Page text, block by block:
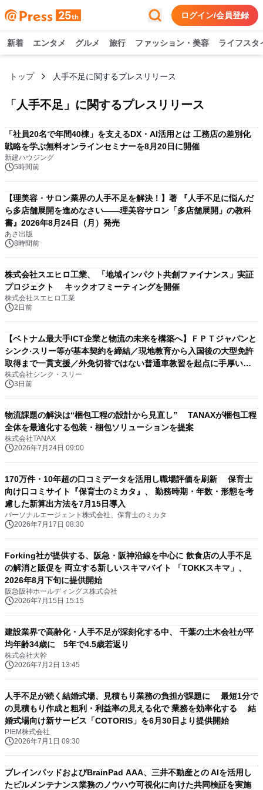
ログイン/会員登録
新着 エンタメ グルメ 旅行 ファッション・美容 ライフスタ
トップ 人手不足に関するプレスリリース
「 人手不足 」に関するプレスリリース
「社員20名で年間40棟」を支えるDX・AI活用とは 工務店の差別化
戦略を学ぶ無料オンラインセミナーを8月20日に開催
新建ハウジング
5時間前
【理美容・サロン業界の人手不足を解決！】著 『人手不足に悩んだ
ら多店舗展開を進めなさい――理美容サロン「多店舗展開」の教科
書』2026年8月24日（月）発売
あさ出版
8時間前
株式会社スエヒロ工業、 「地域インパクト共創ファイナンス」実証
プロジェクト キックオフミーティングを開催
株式会社スエヒロ工業
2日前
【ベトナム最大手ICT企業と物流の未来を構築へ】ＦＰＴジャパンと
シンク‧スリー等が基本契約を締結／現地教育から入国後の大型免許
取得まで一貫支援／外免切替ではない普通車教習を起点に手厚い育
成課程を提供
株式会社シンク・スリー
3日前
物流課題の解決は“梱包工程の設計から見直し” TANAXが梱包工程
全体を最適化する包装・梱包ソリューションを提案
株式会社TANAX
2026年7月24日 09:00
170万件・10年超の口コミデータを活用し職場評価を刷新 保育士
向け口コミサイト『保育士のミカタ』、 勤務時期・年数・形態を考
慮した新算出方法を7月15日導入
パーソナルエージェント株式会社、保育士のミカタ
2026年7月17日 08:30
Forking社が提供する、阪急・阪神沿線を中心に 飲食店の人手不足
の解消と販促を 両立する新しいスキマバイト 「TOKKスキマ」、
2026年8月下旬に提供開始
阪急阪神ホールディングス株式会社
2026年7月15日 15:15
建設業界で高齢化・人手不足が深刻化する中、 千葉の土木会社が平
均年齢34歳に 5年で4.5歳若返り
株式会社大幹
2026年7月2日 13:45
人手不足が続く結婚式場、見積もり業務の負担が課題に 最短1分で
の見積もり作成と粗利・利益率の見える化で 業務を効率化する 結
婚式場向け新サービス「COTORIS」を6月30日より提供開始
PIEM株式会社
2026年7月1日 09:30
ブレインパッドおよびBrainPad AAA、三井不動産との AIを活用し
たビルメンテナンス業務のノウハウ可視化に向けた共同検証を実施